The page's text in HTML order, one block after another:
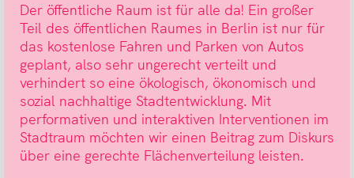
Der öffentliche Raum ist für alle da! Ein großer
Teil des öffentlichen Raumes in Berlin ist nur für
das kostenlose Fahren und Parken von Autos
geplant, also sehr ungerecht verteilt und
verhindert so eine ökologisch, ökonomisch und
sozial nachhaltige Stadtentwicklung. Mit
performativen und interaktiven Interventionen im
Stadtraum möchten wir einen Beitrag zum Diskurs
über eine gerechte Flächenverteilung leisten.